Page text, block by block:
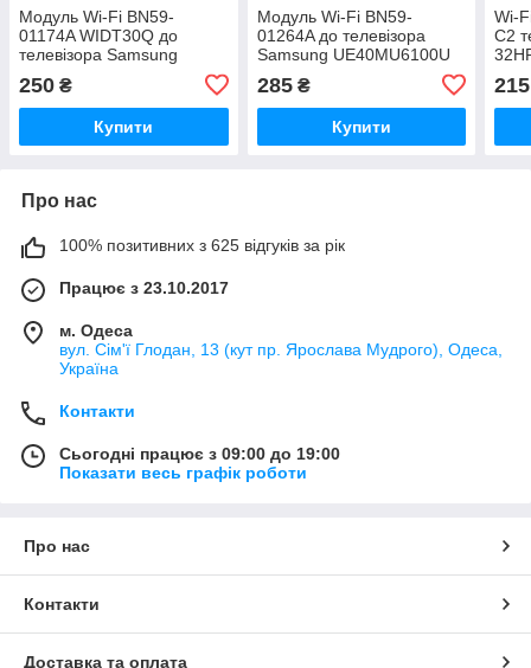
Модуль Wi-Fi BN59-
01174A WIDT30Q до
телевізора Samsung
250 ₴
Купити
Модуль Wi-Fi BN59-
01264A до телевізора
Samsung UE40MU6100U
285₴
Купити
Wi-
C2
215
Про нас
100% позитивних з 625 відгуків за рік
Працює з 23.10.2017
м. Одеса
вул. Сім'ї Глодан, 13 (кут пр. Ярослава Мудрого), Одеса,
Україна
Контакти
Сьогодні працює з 09:00 до 19:00
Показати весь графік роботи
Про нас
Контакти
Доставка та оплата